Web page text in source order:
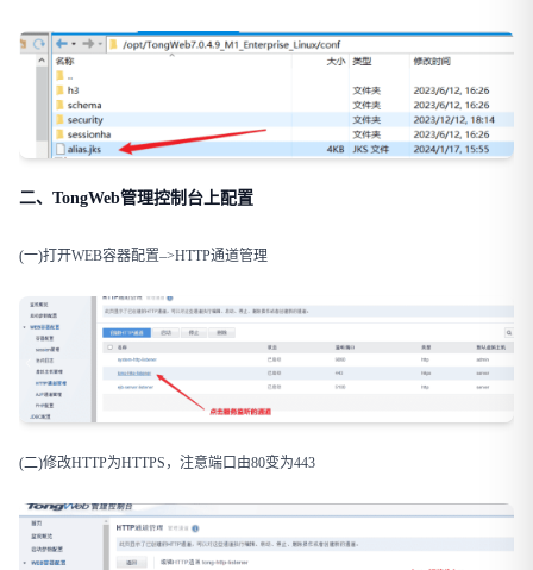
二、TongWeb管理控制台上配置
(一)打开WEB容器配置–>HTTP通道管理
(二)修改HTTP为HTTPS，注意端口由80变为443